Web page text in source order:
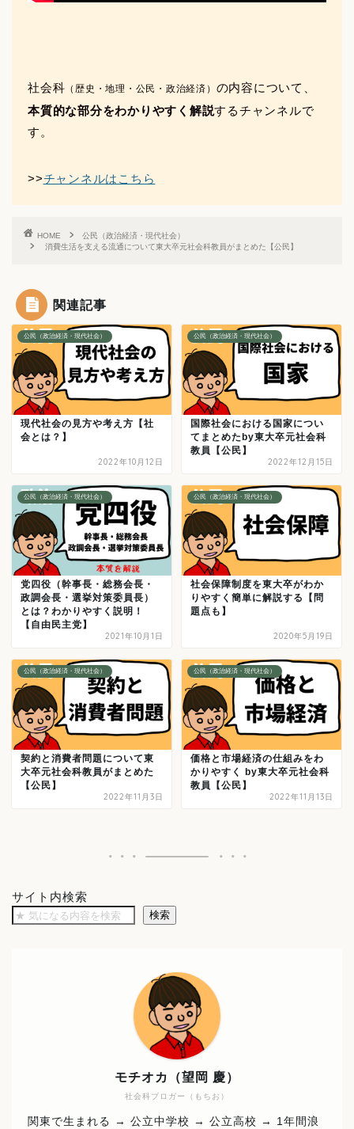
社会科 （歴史・地理・公民・政治経済） の内容について、
本質的な部分をわかりやすく解説するチャンネルで
す。
>>チャンネルはこちら
HOME
公民（政治経済・現代社会）
消費生活を支える流通について東大卒元社会科教員がまとめた【公民】
関連記事
公民（政治経済・現代社会）
現代社会の見方や考え方【社
会とは？】
2022年10月12日
公民（政治経済・現代社会）
国際社会における国家につい
てまとめたby東大卒元社会科
教員【公民】
2022年12月15日
公民（政治経済・現代社会）
党四役（幹事長・総務会長・
政調会長・選挙対策委員長）
とは？わかりやすく説明！
【自由民主党】
2021年10月1日
公民（政治経済・現代社会）
社会保障制度を東大卒がわか
りやすく簡単に解説する【問
題点も】
2020年5月19日
公民（政治経済・現代社会）
契約と消費者問題について東
大卒元社会科教員がまとめた
【公民】
2022年11月3日
公民（政治経済・現代社会）
価格と市場経済の仕組みをわ
かりやすく by東大卒元社会科
教員【公民】
2022年11月13日
サイト内検索
検索
社会科ブロガー（もちお）
モチオカ（望岡 慶）
関東で生まれる → 公立中学校 → 公立高校 → 1年間浪